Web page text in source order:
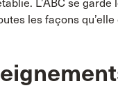
L’ABC se
les façons